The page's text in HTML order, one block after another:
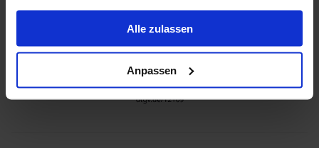
gesammelt haben.
Alle zulassen
Anpassen
Spanien: Berühmt für ihre
Top-Aktivitäten: Erkunden Sie die Kathedrale La Seu und
genießen Sie die Atmosphäre in den kleinen Cafés der
Altstadt.